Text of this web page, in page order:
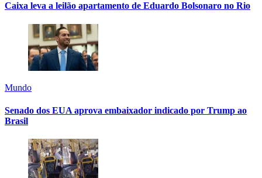
Caixa leva a leilão apartamento de Eduardo Bolsonaro no Rio
Mundo
Senado dos EUA aprova embaixador indicado por Trump ao
Brasil